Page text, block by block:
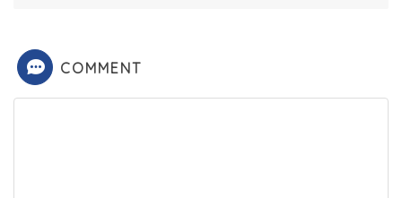
COMMENT